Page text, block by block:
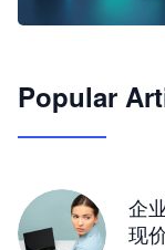
JimoClaw 桌
Popular
企
现